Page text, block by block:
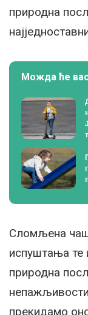
природна
Можда ће
Сломљена
испуштања те
природна
прекидамо